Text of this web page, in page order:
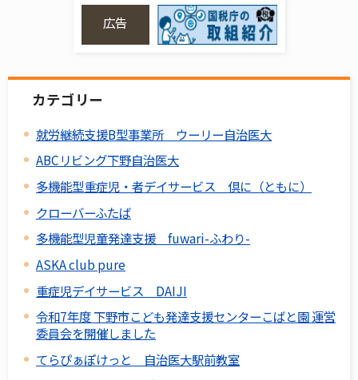
広告
カテゴリー
就労継続支援B型事業所 ウーリー自治医大
ABCリビング下野自治医大
多機能型重症児・者デイサービス 倶に（ともに）
クローバーふたば
多機能型児童発達支援 fuwari-ふわり-
ASKA club pure
重症児デイサービス DAIJI
令和7年度 下野市こども発達支援センターこばと園 運営
委員会を開催しました
てらぴぁぽけっと 自治医大駅前教室